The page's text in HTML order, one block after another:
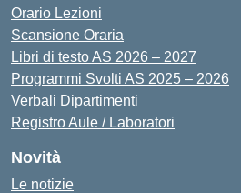
Orario Lezioni
Scansione Oraria
Libri di testo AS 2026 – 2027
Programmi Svolti AS 2025 – 2026
Verbali Dipartimenti
Registro Aule / Laboratori
Novità
Le notizie